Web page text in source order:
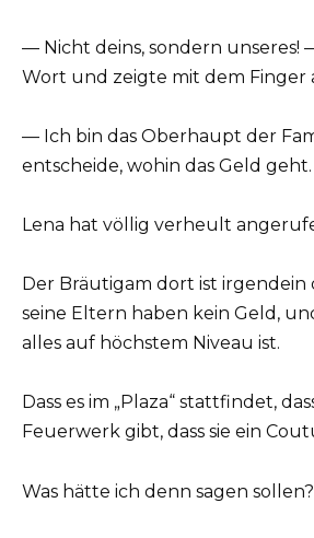
— Nicht deins, sondern unseres!
Wort und zeigte mit dem Finger
— Ich bin das Oberhaupt der
entscheide, wohin das Geld geht.
Lena hat völlig verheult
Der Bräutigam dort ist irgendein
seine Eltern haben kein Geld,
alles auf höchstem Niveau ist.
Dass es im „Plaza“ stattfindet,
Feuerwerk gibt, dass sie ein
Was hätte ich denn sagen sollen?